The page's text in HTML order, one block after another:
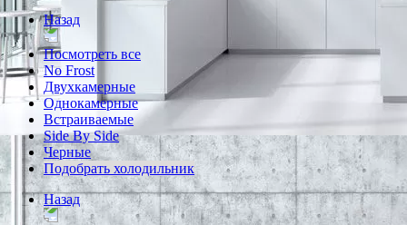
Назад
Посмотреть все
No Frost
Двухкамерные
Однокамерные
Встраиваемые
Side By Side
Черные
Подобрать холодильник
Назад